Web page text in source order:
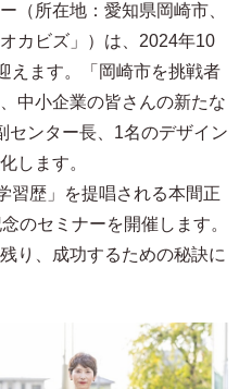
（所在地：愛知県岡崎市、
カビズ」）は、2024年10
えます。「岡崎市を挑戦者
中小企業の皆さんの新たな
センター長、1名のデザイン
します。
習歴」を提唱される本間正
のセミナーを開催します。
り、成功するための秘訣に